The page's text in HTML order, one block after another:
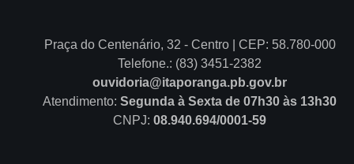
Praça do Centenário, 32 - Centro | CEP: 58.780-000
Telefone.: (83) 3451-2382
ouvidoria@itaporanga.pb.gov.br
Atendimento: Segunda à Sexta de 07h30 às 13h30
CNPJ: 08.940.694/0001-59